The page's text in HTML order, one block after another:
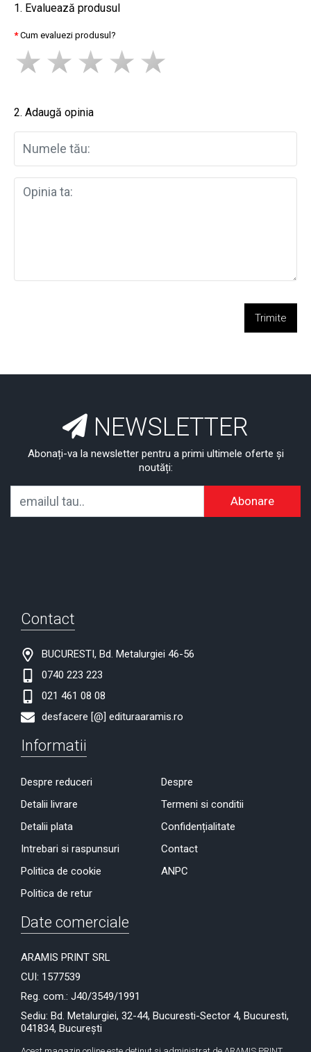
1. Evaluează produsul
Cum evaluezi produsul?
2. Adaugă opinia
Trimite
NEWSLETTER
Abonați-va la newsletter pentru a primi ultimele oferte și
noutăți:
Abonare
Contact
BUCURESTI, Bd. Metalurgiei 46-56
0740 223 223
021 461 08 08
desfacere [@] edituraaramis.ro
Informatii
Despre reduceri
Detalii livrare
Detalii plata
Intrebari si raspunsuri
Politica de cookie
Politica de retur
Despre
Termeni si conditii
Confidențialitate
Contact
ANPC
Date comerciale
ARAMIS PRINT SRL
CUI: 1577539
Reg. com.: J40/3549/1991
Sediu: Bd. Metalurgiei, 32-44, Bucuresti-Sector 4, Bucuresti,
041834, București